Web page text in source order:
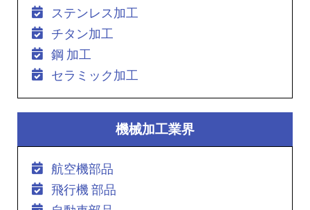
ステンレス加工
チタン加工
鋼 加工
セラミック加工
機械加工業界
航空機部品
飛行機 部品